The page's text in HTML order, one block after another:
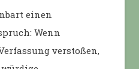
einen
Wenn
verstoßen,